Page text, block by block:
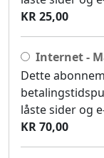
KR 25,00
Internet -
Dette
låste sider og
KR 70,00